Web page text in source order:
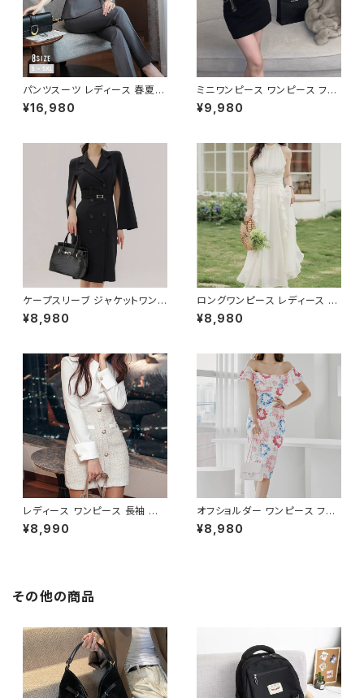
パンツスーツ レディース 春夏
秋冬 春 夏 秋 冬 黒 紺 スーツ
上下セット 2点セット ジャケット
ビジネススーツ ロング パンツス
ーツ ロングパンツ ペプラム ノー
カラースーツ ペプラムジャケット
レディーススーツ 大きいサイズ
オフィス OL オフィスカジュアル
ビジネス 結婚式 パーティー お
呼ばれ ブラック ネイビー グレ
ー S M L XL 2XL 3XL 4XL 5
XL 10代 20代 30代 40代 C-
WAW1079
¥16,980
ミニワンピース ワンピース フェ
ザーデザイン タイトワンピース
チューブトップ レディース 春夏
ワンピドレス OL エレガント フ
ォーマル ブラック ボルドー ホワ
イト 大きいサイズ きれいめ ドレ
スワンピース お呼ばれ 韓国 フ
ァッション オフィスカジュアル 韓
国風 キャバドレス ナイトドレス
ナイトワンピ カジュアル 10代 2
0代 30代 40代 C-OSS0127
¥9,980
ケープスリーブ ジャケットワンピ
ース ベルト付き ワンピース レデ
ィース 長袖 襟付き タイト スー
ート 二次会 結婚式 春 夏 秋 冬
お呼ばれ ブラック ベージュ お
しゃれ 高見え 20代 30代 40代
フォーマル 体型カバー 人気 トレ
ンド C-OSS0136
¥8,980
ロングワンピース レディース シ
フォン フリル ハイネック ノース
リーブ フレア Aライン エレガン
秋 冬 お呼ばれ デート 食事会
フォーマル リゾート パーティー
人気 大人可愛い ホワイト C-O
¥8,980
レディース ワンピース 長袖 シャ
ツワンピース ツイード切替 ミニ
ワンピース 上品 フォーマル ホ
冬 着痩せ効果 きちんと見え カ
¥8,990
オフショルダー ワンピース フラ
ワー柄 タイトワンピース ドレス
花柄ワンピ 春夏 エレガント 大
¥8,980
その他の商品